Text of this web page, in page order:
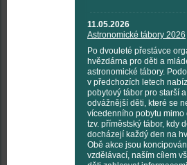
11.05.2026
Astronomické tábory 2026
Po dvouleté přestávce
hvězdárna pro děti a
astronomické tábory.
v předchozích letech
pobytový tábor pro starší a
odvážnější děti, které se
vícedenního pobytu mimo
tzv. příměstský tábor, kdy
docházejí každý den na
Obě akce jsou
vzdělávací, naším cílem